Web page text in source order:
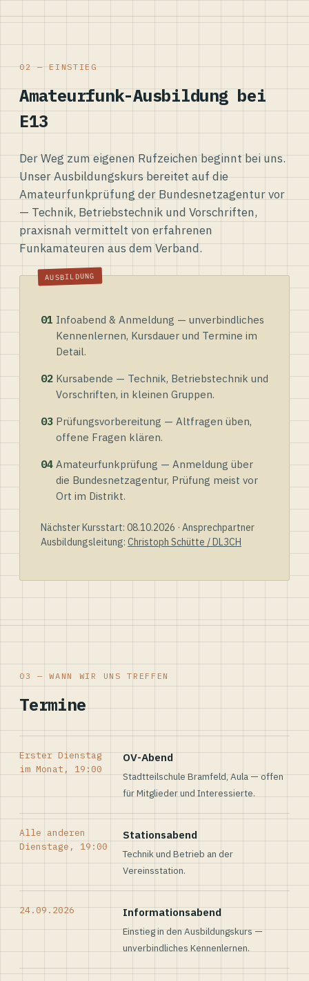
02 — EINSTIEG
Amateurfunk-Ausbildung bei
E13
Der Weg zum eigenen Rufzeichen beginnt bei uns.
Unser Ausbildungskurs bereitet auf die
Amateurfunkprüfung der Bundesnetzagentur vor
— Technik, Betriebstechnik und Vorschriften,
praxisnah vermittelt von erfahrenen
Funkamateuren aus dem Verband.
01 Infoabend & Anmeldung — unverbindliches
Kennenlernen, Kursdauer und Termine im
Detail.
02 Kursabende — Technik, Betriebstechnik und
Vorschriften, in kleinen Gruppen.
03 Prüfungsvorbereitung — Altfragen üben,
offene Fragen klären.
04 Amateurfunkprüfung — Anmeldung über
die Bundesnetzagentur, Prüfung meist vor
Ort im Distrikt.
Nächster Kursstart: 08.10.2026 · Ansprechpartner
Ausbildungsleitung: Christoph Schütte / DL3CH
03 — WANN WIR UNS TREFFEN
Termine
Erster Dienstag
im Monat, 19:00
OV-Abend
Stadtteilschule Bramfeld, Aula — offen
für Mitglieder und Interessierte.
Alle anderen
Dienstage, 19:00
Stationsabend
Technik und Betrieb an der
Vereinsstation.
24.09.2026 Informationsabend
Einstieg in den Ausbildungskurs —
unverbindliches Kennenlernen.